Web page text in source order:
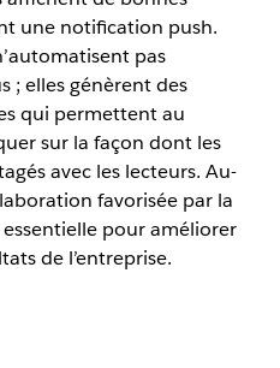
une notification push.
pas
; elles génèrent des
qui permettent au
sur la façon dont les
avec les lecteurs. Au-
favorisée par la
essentielle pour améliorer
de l’entreprise.